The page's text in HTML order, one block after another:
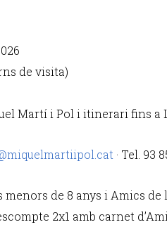
de visita)
Martí i Pol i itinerari fins a
· Tel. 93
de 8 anys i Amics de
2x1 amb carnet